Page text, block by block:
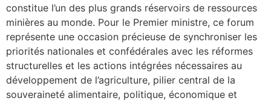
constitue l’un des plus grands réservoirs de ressources
minières au monde. Pour le Premier ministre, ce forum
représente une occasion précieuse de synchroniser les
priorités nationales et confédérales avec les réformes
structurelles et les actions intégrées nécessaires au
développement de l’agriculture, pilier central de la
souveraineté alimentaire, politique, économique et